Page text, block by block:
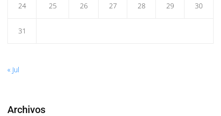
24 25 26 27 28 29 30
31
« Jul
Archivos